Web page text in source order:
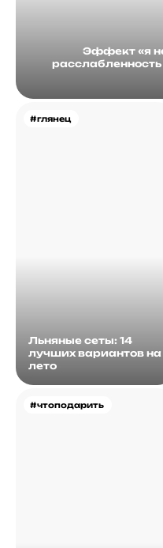
Эффект «я
#глянец
Льняные сеты: 14
лучших вариантов на
лето
#чтоподарить